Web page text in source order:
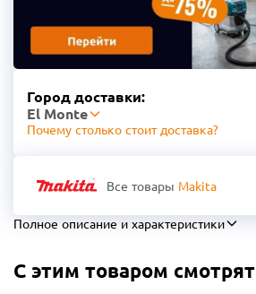
Город доставки:
El Monte
Почему столько стоит доставка?
Все товары Makita
Полное описание и характеристики
С этим товаром смотрят